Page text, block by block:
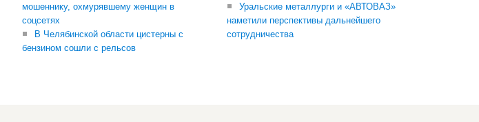
мошеннику, охмурявшему женщин в
соцсетях
В Челябинской области цистерны с
бензином сошли с рельсов
Уральские металлурги и «АВТОВАЗ»
наметили перспективы дальнейшего
сотрудничества